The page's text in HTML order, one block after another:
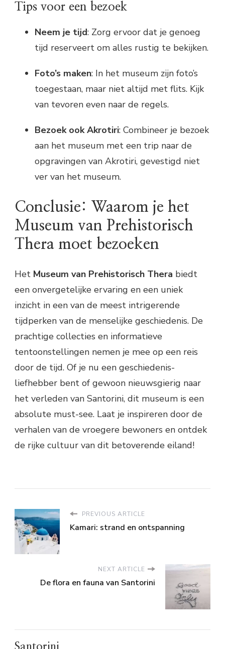
Tips voor een bezoek
Neem je tijd: Zorg ervoor dat je genoeg
tijd reserveert om alles rustig te bekijken.
Foto’s maken: In het museum zijn foto’s
toegestaan, maar niet altijd met flits. Kijk
van tevoren even naar de regels.
Bezoek ook Akrotiri: Combineer je bezoek
aan het museum met een trip naar de
opgravingen van Akrotiri, gevestigd niet
ver van het museum.
Conclusie: Waarom je het
Museum van Prehistorisch
Thera moet bezoeken
Het Museum van Prehistorisch Thera biedt
een onvergetelijke ervaring en een uniek
inzicht in een van de meest intrigerende
tijdperken van de menselijke geschiedenis. De
prachtige collecties en informatieve
tentoonstellingen nemen je mee op een reis
door de tijd. Of je nu een geschiedenis-
liefhebber bent of gewoon nieuwsgierig naar
het verleden van Santorini, dit museum is een
absolute must-see. Laat je inspireren door de
verhalen van de vroegere bewoners en ontdek
de rijke cultuur van dit betoverende eiland!
PREVIOUS ARTICLE
Kamari: strand en ontspanning
NEXT ARTICLE
De flora en fauna van Santorini
Santorini